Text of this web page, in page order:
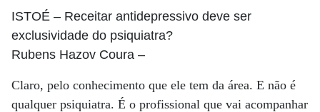
ISTOÉ – Receitar antidepressivo deve ser
exclusividade do psiquiatra?
Rubens Hazov Coura –
Claro, pelo conhecimento que ele tem da área. E não é
qualquer psiquiatra. É o profissional que vai acompanhar